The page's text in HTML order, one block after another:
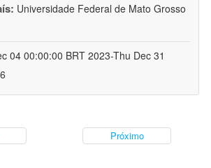
Universidade Federal de Mato Grosso
04 00:00:00 BRT 2023-Thu Dec 31
Próximo